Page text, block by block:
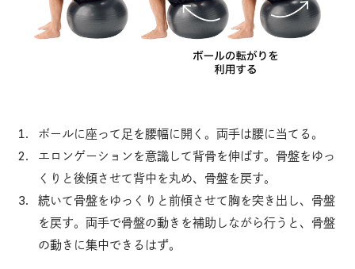
ボールに座って足を腰幅に開く。両手は腰に当てる。
エロンゲーションを意識して背骨を伸ばす。骨盤をゆっ
くりと後傾させて背中を丸め、骨盤を戻す。
続いて骨盤をゆっくりと前傾させて胸を突き出し、骨盤
を戻す。両手で骨盤の動きを補助しながら行うと、骨盤
の動きに集中できるはず。